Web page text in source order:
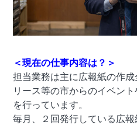
＜現在の仕事内容は？＞
担当業務は主に広報紙の作
リース等の市からのイベン
を行っています。
毎月、２回発行している広